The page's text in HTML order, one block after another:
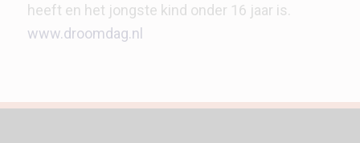
heeft en het jongste kind onder 16 jaar is.
www.droomdag.nl